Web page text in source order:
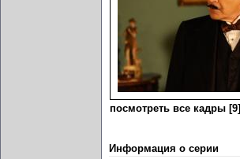
посмотреть все кадры [9]
Информация о серии